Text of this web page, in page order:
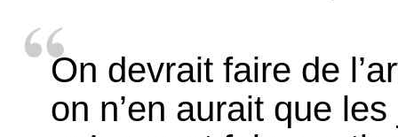
On devrait faire de
on n’en aurait que